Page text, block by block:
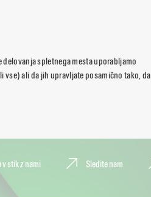
spletnega mesta uporabljamo
vse) ali da jih upravljate posamično tako, da
v stik z nami Sledite nam